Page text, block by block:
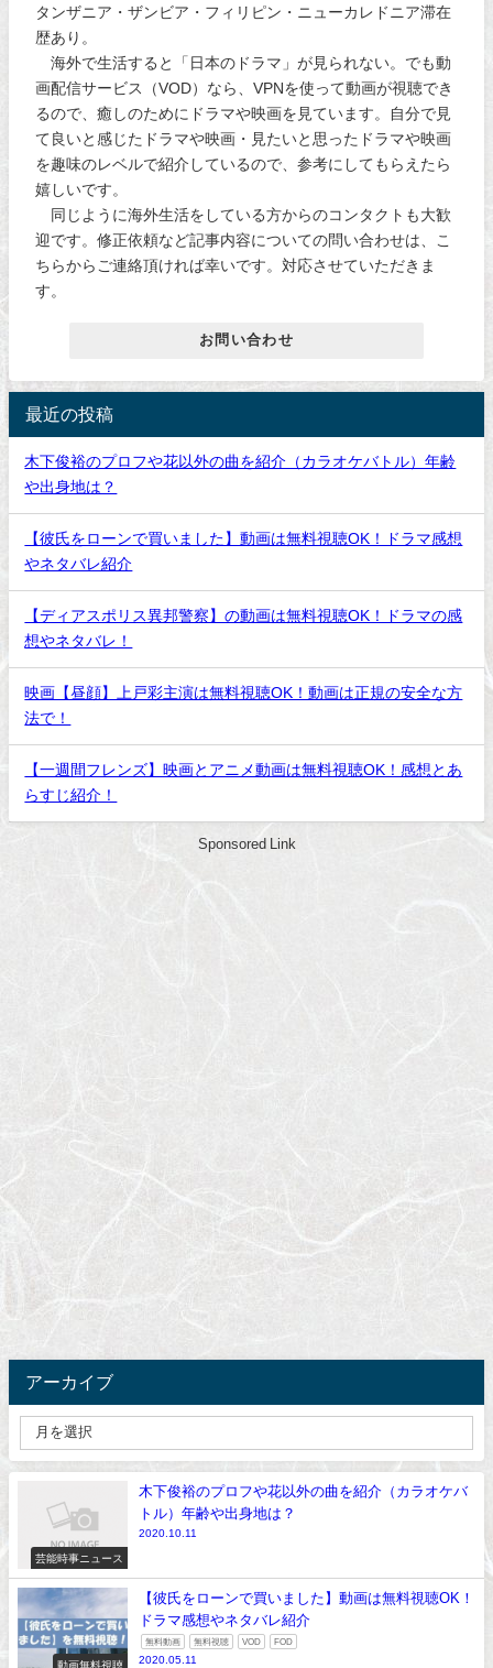
タンザニア・ザンビア・フィリピン・ニューカレドニア滞在
歴あり。
海外で生活すると「日本のドラマ」が見られない。でも動
画配信サービス（VOD）なら、VPNを使って動画が視聴でき
るので、癒しのためにドラマや映画を見ています。自分で見
て良いと感じたドラマや映画・見たいと思ったドラマや映画
を趣味のレベルで紹介しているので、参考にしてもらえたら
嬉しいです。
同じように海外生活をしている方からのコンタクトも大歓
迎です。修正依頼など記事内容についての問い合わせは、こ
ちらからご連絡頂ければ幸いです。対応させていただきま
す。
お問い合わせ
最近の投稿
木下俊裕のプロフや花以外の曲を紹介（カラオケバトル）年齢
や出身地は？
【彼氏をローンで買いました】動画は無料視聴OK！ドラマ感想
やネタバレ紹介
【ディアスポリス異邦警察】の動画は無料視聴OK！ドラマの感
想やネタバレ！
映画【昼顔】上戸彩主演は無料視聴OK！動画は正規の安全な方
法で！
【一週間フレンズ】映画とアニメ動画は無料視聴OK！感想とあ
らすじ紹介！
Sponsored Link
アーカイブ
芸能時事ニュース
木下俊裕のプロフや花以外の曲を紹介（カラオケバ
トル）年齢や出身地は？
2020.10.11
動画無料視聴
【彼氏をローンで買いました】動画は無料視聴OK！
ドラマ感想やネタバレ紹介
無料動画 無料視聴 VOD FOD
2020.05.11